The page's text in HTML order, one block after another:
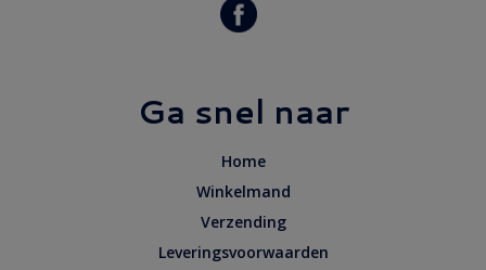
Ga snel naar
Home
Winkelmand
Verzending
Leveringsvoorwaarden